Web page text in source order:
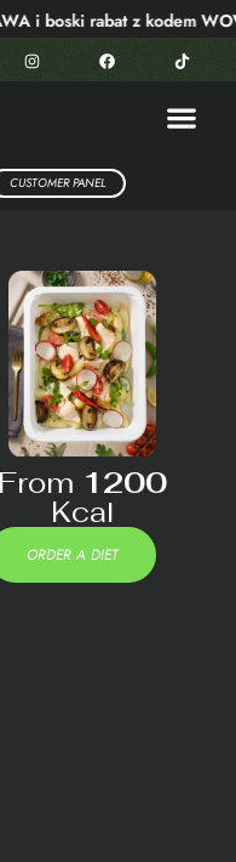
i boski rabat z kodem
CUSTOMER PANEL
From 1200
Kcal
ORDER A DIET